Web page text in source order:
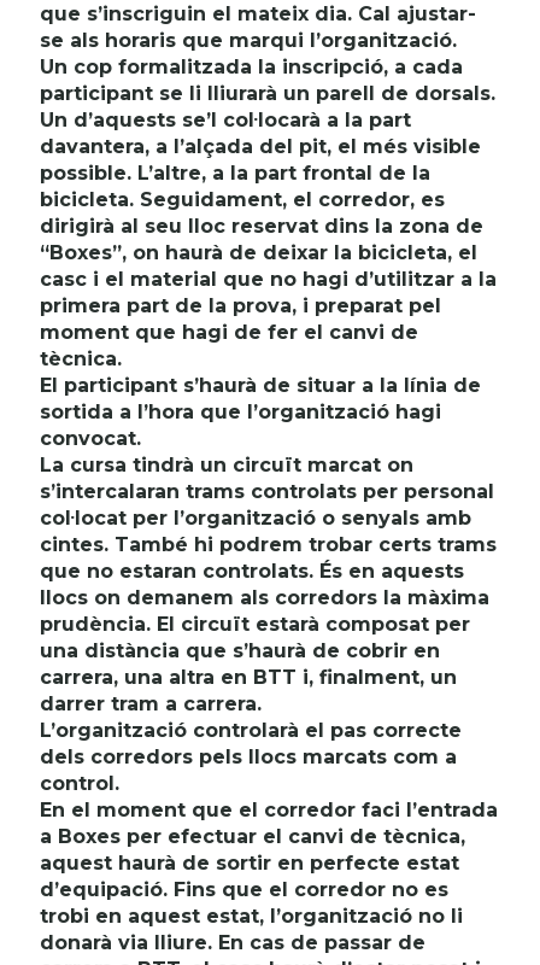
que s’inscriguin el mateix dia. Cal ajustar-
se als horaris que marqui l’organització.
Un cop formalitzada la inscripció, a cada
participant se li lliurarà un parell de dorsals.
Un d’aquests se’l col·locarà a la part
davantera, a l’alçada del pit, el més visible
possible. L’altre, a la part frontal de la
bicicleta. Seguidament, el corredor, es
dirigirà al seu lloc reservat dins la zona de
“Boxes”, on haurà de deixar la bicicleta, el
casc i el material que no hagi d’utilitzar a la
primera part de la prova, i preparat pel
moment que hagi de fer el canvi de
tècnica.
El participant s’haurà de situar a la línia de
sortida a l’hora que l’organització hagi
convocat.
La cursa tindrà un circuït marcat on
s’intercalaran trams controlats per personal
col·locat per l’organització o senyals amb
cintes. També hi podrem trobar certs trams
que no estaran controlats. És en aquests
llocs on demanem als corredors la màxima
prudència. El circuït estarà composat per
una distància que s’haurà de cobrir en
carrera, una altra en BTT i, finalment, un
darrer tram a carrera.
L’organització controlarà el pas correcte
dels corredors pels llocs marcats com a
control.
En el moment que el corredor faci l’entrada
a Boxes per efectuar el canvi de tècnica,
aquest haurà de sortir en perfecte estat
d’equipació. Fins que el corredor no es
trobi en aquest estat, l’organització no li
donarà via lliure. En cas de passar de